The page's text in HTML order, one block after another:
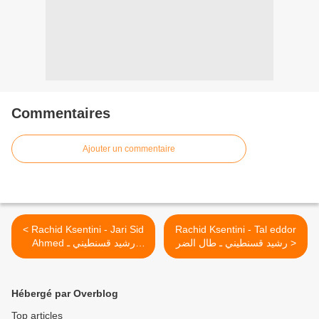
Commentaires
Ajouter un commentaire
< Rachid Ksentini - Jari Sid
Ahmed رشيد قسنطيني ـ
جاري سيد أحمد
Rachid Ksentini - Tal eddor
رشيد قسنطيني ـ طال الضر >
Hébergé par Overblog
Top articles